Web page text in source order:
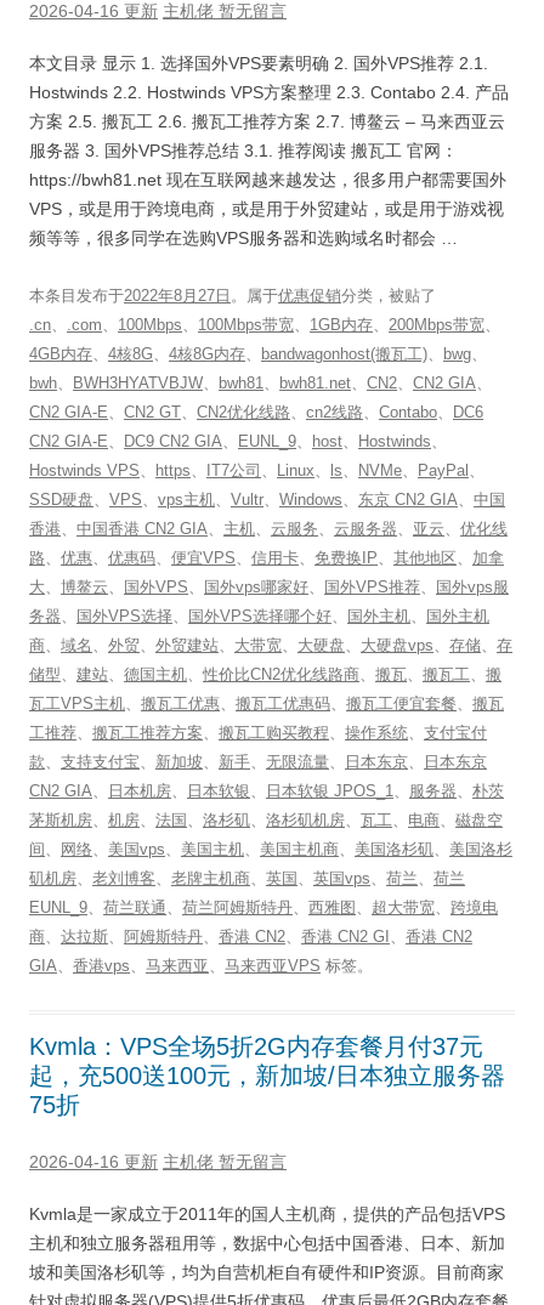
2026-04-16 更新 主机佬 暂无留言
本文目录 显示 1. 选择国外VPS要素明确 2. 国外VPS推荐 2.1.
Hostwinds 2.2. Hostwinds VPS方案整理 2.3. Contabo 2.4. 产品
方案 2.5. 搬瓦工 2.6. 搬瓦工推荐方案 2.7. 博鳌云 – 马来西亚云
服务器 3. 国外VPS推荐总结 3.1. 推荐阅读 搬瓦工 官网：
https://bwh81.net 现在互联网越来越发达，很多用户都需要国外
VPS，或是用于跨境电商，或是用于外贸建站，或是用于游戏视
频等等，很多同学在选购VPS服务器和选购域名时都会 …
本条目发布于2022年8月27日 。属于优惠促销分类，被贴了
.cn、 .com、 100Mbps、 100Mbps带宽、 1GB内存、 200Mbps带宽、
4GB内存、 4核8G、 4核8G内存、 bandwagonhost(搬瓦工)、 bwg、
bwh、 BWH3HYATVBJW、 bwh81、 bwh81.net、 CN2、 CN2 GIA、
CN2 GIA-E、 CN2 GT、 CN2优化线路、 cn2线路、 Contabo、
DC6
CN2 GIA-E、 DC9 CN2 GIA、 EUNL_9、 host、 Hostwinds、
Hostwinds VPS、 https、 IT7公司 、 Linux、 ls、 NVMe、 PayPal 、
SSD硬盘、 VPS、 vps主机、 Vultr、 Windows、 东京 CN2 GIA、 中国
香港、 中国香港 CN2 GIA、 主机、 云服务、 云服务器、 亚云、 优化线
路、 优惠、 优惠码、 便宜VPS、 信用卡、 免费换IP、 其他地区、 加拿
大、 博鳌云、 国外VPS、 国外vps哪家好、 国外VPS推荐、
国外vps服
务器、 国外VPS选择、 国外VPS选择哪个好、 国外主机、
国外主机
商、 域名 、 外贸、 外贸建站、 大带宽、 大硬盘、 大硬盘vps、 存储、 存
储型、 建站、 德国主机、 性价比CN2优化线路商、 搬瓦、 搬瓦工、 搬
瓦工VPS主机、 搬瓦工优惠、 搬瓦工优惠码、 搬瓦工便宜套餐、 搬瓦
工推荐、 搬瓦工推荐方案、 搬瓦工购买教程、 操作系统、 支付宝付
款、 支持支付宝、 新加坡、 新手、 无限流量、 日本东京、
日本东京
CN2 GIA、 日本机房、 日本软银、 日本软银 JPOS_1、 服务器、 朴茨
茅斯机房、 机房、 法国 、 洛杉矶、 洛杉矶机房、 瓦工、 电商、 磁盘空
间、 网络、 美国vps、 美国主机、 美国主机商、 美国洛杉矶、 美国洛杉
矶机房、 老刘博客、 老牌主机商、 英国 、 英国vps、 荷兰、 荷兰
EUNL_9、 荷兰联通、 荷兰阿姆斯特丹、 西雅图 、 超大带宽、 跨境电
商、 达拉斯、 阿姆斯特丹、 香港 CN2、 香港 CN2 GI 、 香港 CN2
GIA、 香港vps、 马来西亚、 马来西亚VPS 标签。
Kvmla：VPS全场5折2G内存套餐月付37元
起，充500送100元，新加坡/日本独立服务器
75折
2026-04-16 更新 主机佬 暂无留言
Kvmla是一家成立于2011年的国人主机商，提供的产品包括VPS
主机和独立服务器租用等，数据中心包括中国香港、日本、新加
坡和美国洛杉矶等，均为自营机柜自有硬件和IP资源。目前商家